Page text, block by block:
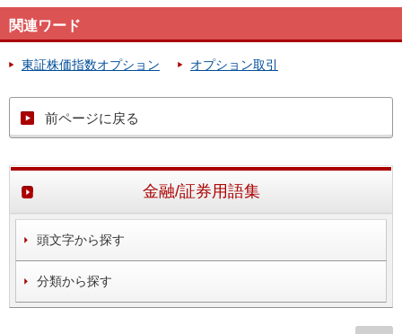
関連ワード
東証株価指数オプション オプション取引
前ページに戻る
金融/証券用語集
頭文字から探す
分類から探す